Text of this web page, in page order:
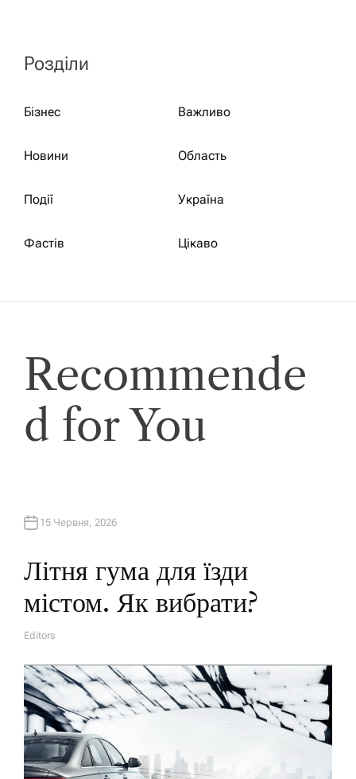
Розділи
Бізнес Важливо
Новини Область
Події Україна
Фастів Цікаво
Recommende
d for You
15 Червня, 2026
Літня гума для їзди
містом. Як вибрати?
A
H
O
R
Editors